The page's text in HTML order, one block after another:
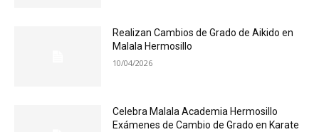
Realizan Cambios de Grado de Aikido en
Malala Hermosillo
10/04/2026
Celebra Malala Academia Hermosillo
Exámenes de Cambio de Grado en Karate